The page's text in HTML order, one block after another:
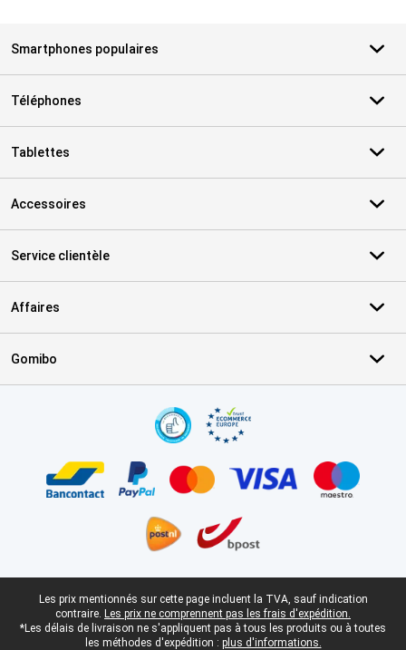
Smartphones populaires
Téléphones
Tablettes
Accessoires
Service clientèle
Affaires
Gomibo
Pied-de-page légal
Les prix mentionnés sur cette page incluent la TVA, sauf indication
contraire. Les prix ne comprennent pas les frais d'expédition.
*Les délais de livraison ne s'appliquent pas à tous les produits ou à toutes
les méthodes d'expédition : plus d'informations.